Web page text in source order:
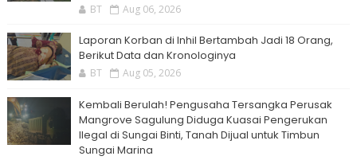
BT Aug 06, 2026
Laporan Korban di Inhil Bertambah Jadi 18 Orang,
Berikut Data dan Kronologinya
BT Aug 05, 2026
Kembali Berulah! Pengusaha Tersangka Perusak
Mangrove Sagulung Diduga Kuasai Pengerukan
Ilegal di Sungai Binti, Tanah Dijual untuk Timbun
Sungai Marina